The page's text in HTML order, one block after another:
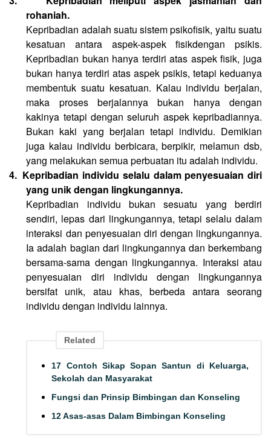
rohaniah.
Kepribadian adalah suatu sistem psikofisik, yaitu suatu
kesatuan antara aspek-aspek fisikdengan psikis.
Kepribadian bukan hanya terdiri atas aspek fisik, juga
bukan hanya terdiri atas aspek psikis, tetapi keduanya
membentuk suatu kesatuan. Kalau individu berjalan,
maka proses berjalannya bukan hanya dengan
kakinya tetapi dengan seluruh aspek kepribadiannya.
Bukan kaki yang berjalan tetapi individu. Demikian
juga kalau individu berbicara, berpikir, melamun dsb,
yang melakukan semua perbuatan itu adalah individu.
4. Kepribadian individu selalu dalam penyesuaian diri
yang unik dengan lingkungannya.
Kepribadian individu bukan sesuatu yang berdiri
sendiri, lepas dari lingkungannya, tetapi selalu dalam
interaksi dan penyesuaian diri dengan lingkungannya.
Ia adalah bagian dari lingkungannya dan berkembang
bersama-sama dengan lingkungannya. Interaksi atau
penyesuaian diri individu dengan lingkungannya
bersifat unik, atau khas, berbeda antara seorang
individu dengan individu lainnya.
Related
17 Contoh Sikap Sopan Santun di Keluarga,
Sekolah dan Masyarakat
Fungsi dan Prinsip Bimbingan dan Konseling
12 Asas-asas Dalam Bimbingan Konseling